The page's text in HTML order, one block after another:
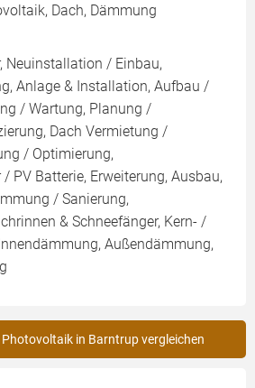
Dach, Dämmung
Neuinstallation / Einbau,
Anlage & Installation, Aufbau /
/ Wartung, Planung /
Dach Vermietung /
/ Optimierung,
PV Batterie, Erweiterung, Ausbau,
/ Sanierung,
& Schneefänger, Kern- /
Außendämmung,
in Barntrup vergleichen